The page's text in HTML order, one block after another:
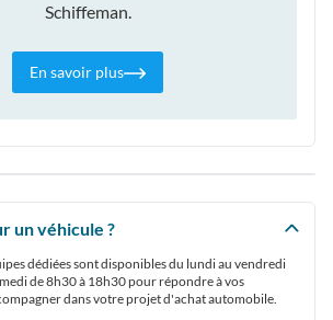
Schiffeman.
En savoir plus
un véhicule ?
dédiées sont disponibles du lundi au vendredi
de 8h30 à 18h30 pour répondre à vos
dans votre projet d'achat automobile.